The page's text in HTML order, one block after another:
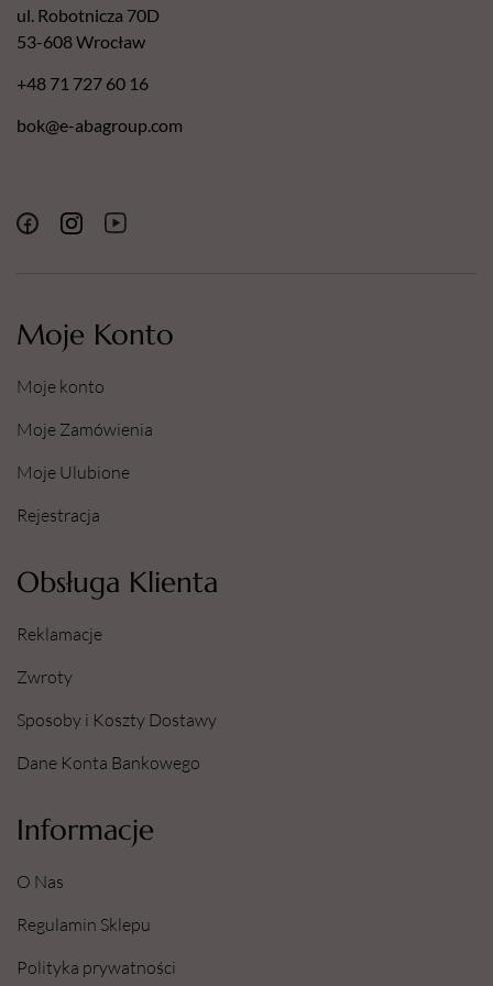
Moje Konto
Moje konto
Moje Zamówienia
Moje Ulubione
Rejestracja
Obsługa Klienta
Reklamacje
Zwroty
Sposoby i Koszty Dostawy
Dane Konta Bankowego
Informacje
O Nas
Regulamin Sklepu
Polityka prywatności
ul. Robotnicza 70D
53-608 Wrocław
+48 71 727 60 16
bok@e-abagroup.com